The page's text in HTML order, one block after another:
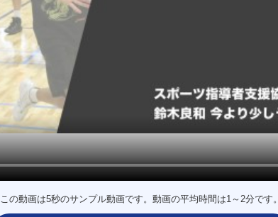
この動画は5秒のサンプル動画です。動画の平均時間は1～2分です。